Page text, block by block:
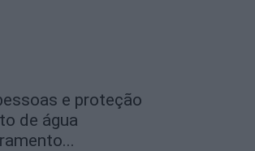
e proteção
de água